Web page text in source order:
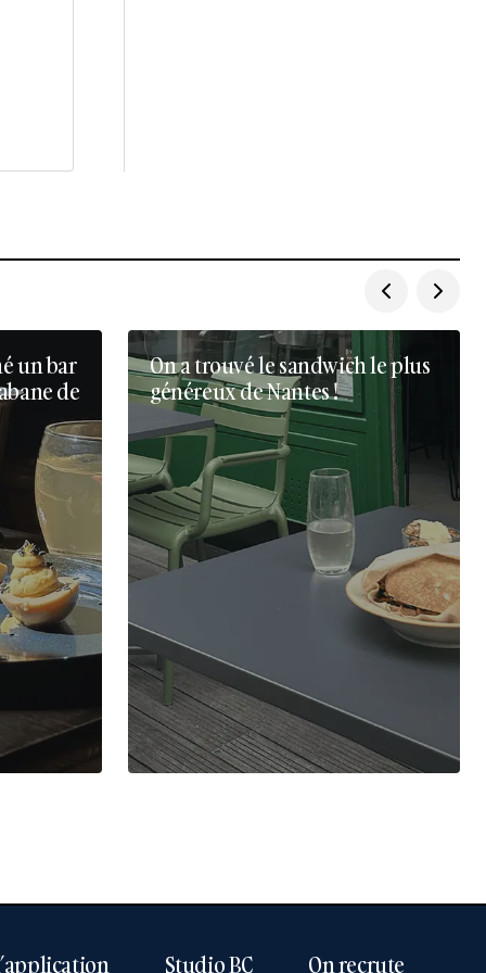
un bar
de
On a trouvé le sandwich le plus
généreux de Nantes !
Studio BC On recrute